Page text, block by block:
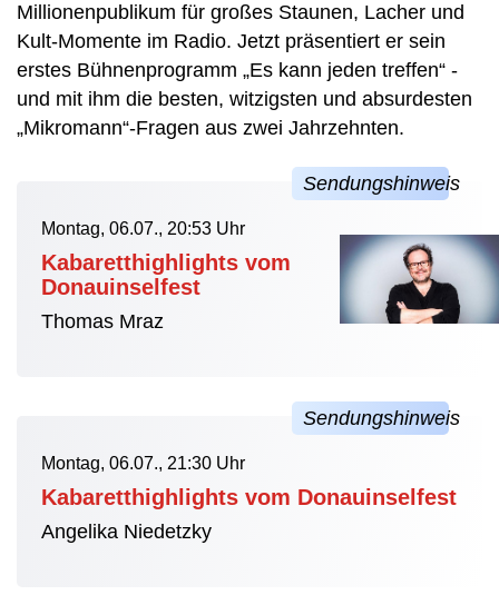
Millionenpublikum für großes Staunen, Lacher und
Kult-Momente im Radio. Jetzt präsentiert er sein
erstes Bühnenprogramm „Es kann jeden treffen“ -
und mit ihm die besten, witzigsten und absurdesten
„Mikromann“-Fragen aus zwei Jahrzehnten.
Montag, 06.07., 20:53 Uhr
Kabaretthighlights vom
Donauinselfest
Thomas Mraz
Montag, 06.07., 21:30 Uhr
Kabaretthighlights vom Donauinselfest
Angelika Niedetzky